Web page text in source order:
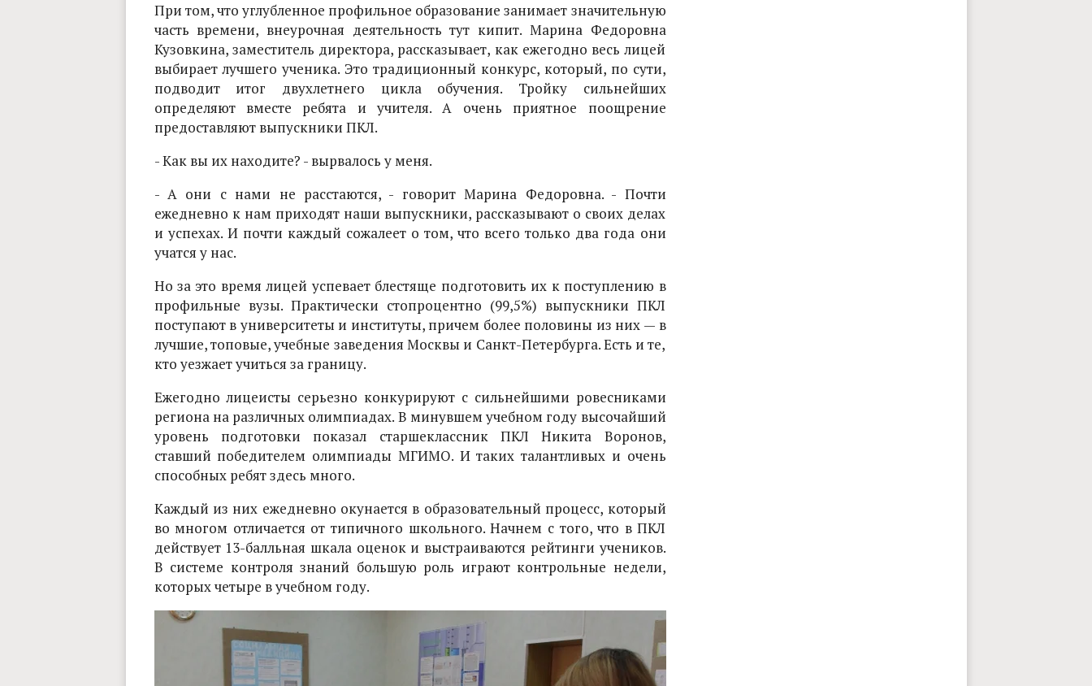
При том, что углубленное профильное образование занимает значительную
часть времени, внеурочная деятельность тут кипит. Марина Федоровна
Кузовкина, заместитель директора, рассказывает, как ежегодно весь лицей
выбирает лучшего ученика. Это традиционный конкурс, который, по сути,
подводит итог двухлетнего цикла обучения. Тройку сильнейших
определяют вместе ребята и учителя. А очень приятное поощрение
предоставляют выпускники ПКЛ.
- Как вы их находите? - вырвалось у меня.
- А они с нами не расстаются, - говорит Марина Федоровна. - Почти
ежедневно к нам приходят наши выпускники, рассказывают о своих делах
и успехах. И почти каждый сожалеет о том, что всего только два года они
учатся у нас.
Но за это время лицей успевает блестяще подготовить их к поступлению в
профильные вузы. Практически стопроцентно (99,5%) выпускники ПКЛ
поступают в университеты и институты, причем более половины из них — в
лучшие, топовые, учебные заведения Москвы и Санкт-Петербурга. Есть и те,
кто уезжает учиться за границу.
Ежегодно лицеисты серьезно конкурируют с сильнейшими ровесниками
региона на различных олимпиадах. В минувшем учебном году высочайший
уровень подготовки показал старшеклассник ПКЛ Никита Воронов,
ставший победителем олимпиады МГИМО. И таких талантливых и очень
способных ребят здесь много.
Каждый из них ежедневно окунается в образовательный процесс, который
во многом отличается от типичного школьного. Начнем с того, что в ПКЛ
действует 13-балльная шкала оценок и выстраиваются рейтинги учеников.
В системе контроля знаний большую роль играют контрольные недели,
которых четыре в учебном году.